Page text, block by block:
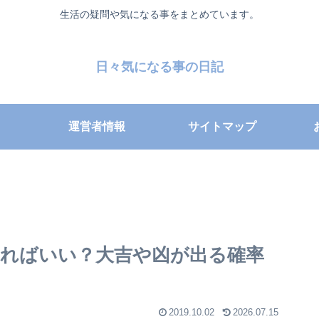
生活の疑問や気になる事をまとめています。
日々気になる事の日記
運営者情報 サイトマップ
ばいい？大吉や凶が出る確率
2019.10.02 2026.07.15